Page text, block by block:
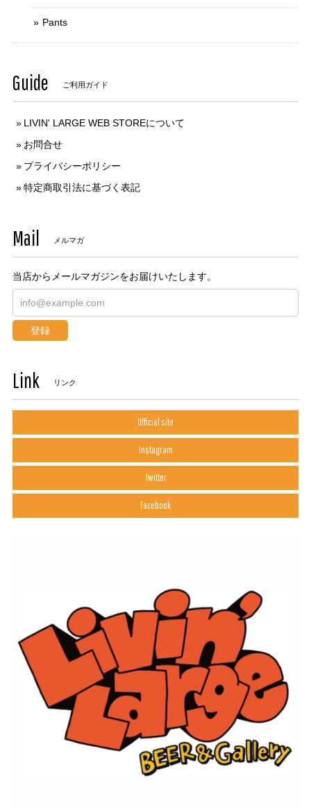
Pants
Guide ご利用ガイド
LIVIN' LARGE WEB STOREについて
お問合せ
プライバシーポリシー
特定商取引法に基づく表記
Mail メルマガ
当店からメールマガジンをお届けいたします。
登録
Link リンク
Official site
Instagram
Twitter
Facebook